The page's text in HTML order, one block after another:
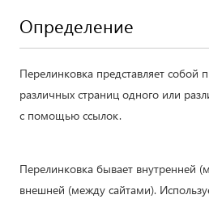
Определение
Перелинковка представляет собой
различных страниц одного или
с помощью ссылок.
Перелинковка бывает внутренней
внешней (между сайтами).